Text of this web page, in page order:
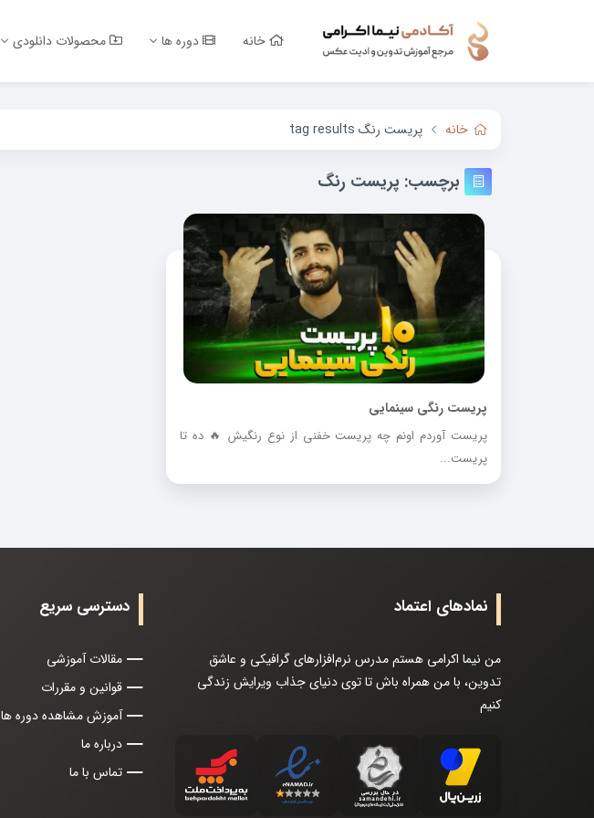
خانه دوره ها محصولات دانلودی
خانه پریست رنگ tag results
برچسب: پریست رنگ
پریست رنگی سینمایی
پریست آوردم اونم چه پریست خفنی از نوع رنگیش 🔥 ده تا
پریست...
نمادهای اعتماد
من نیما اکرامی هستم مدرس نرم‌افزارهای گرافیکی و عاشق
تدوین، با من همراه باش تا توی دنیای جذاب ویرایش زندگی
کنیم
دسترسی سریع
مقالات آموزشی
قوانین و مقررات
آموزش مشاهده دوره ها
درباره ما
تماس با ما